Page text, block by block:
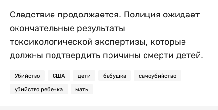
Следствие продолжается. Полиция ожидает
окончательные результаты
токсикологической экспертизы, которые
должны подтвердить причины смерти детей.
Убийство США дети бабушка самоубийство
убийство ребенка мать